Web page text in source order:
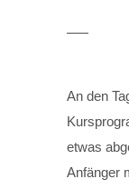
An den
etwas
Anfänger